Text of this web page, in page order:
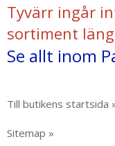
Tyvärr ingår
sortiment
Se allt inom
Till butikens startsida
Sitemap »